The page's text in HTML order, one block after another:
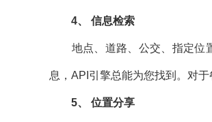
4、 信息检索
地点、道路、公交、指定位置
息，API引擎总能为您找到。对
5、 位置分享